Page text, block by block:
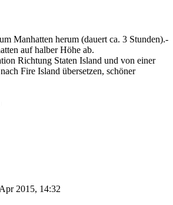
Manhatten herum (dauert ca. 3 Stunden).-
auf halber Höhe ab.
Richtung Staten Island und von einer
Fire Island übersetzen, schöner
2015, 14:32